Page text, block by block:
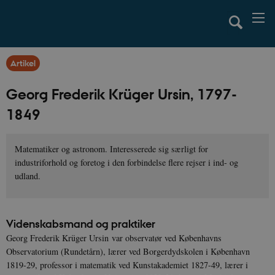
Artikel
Georg Frederik Krüger Ursin, 1797-
1849
Matematiker og astronom. Interesserede sig særligt for
industriforhold og foretog i den forbindelse flere rejser i ind- og
udland.
Videnskabsmand og praktiker
Georg Frederik Krüger Ursin var observatør ved Københavns
Observatorium (Rundetårn), lærer ved Borgerdydskolen i København
1819-29, professor i matematik ved Kunstakademiet 1827-49, lærer i